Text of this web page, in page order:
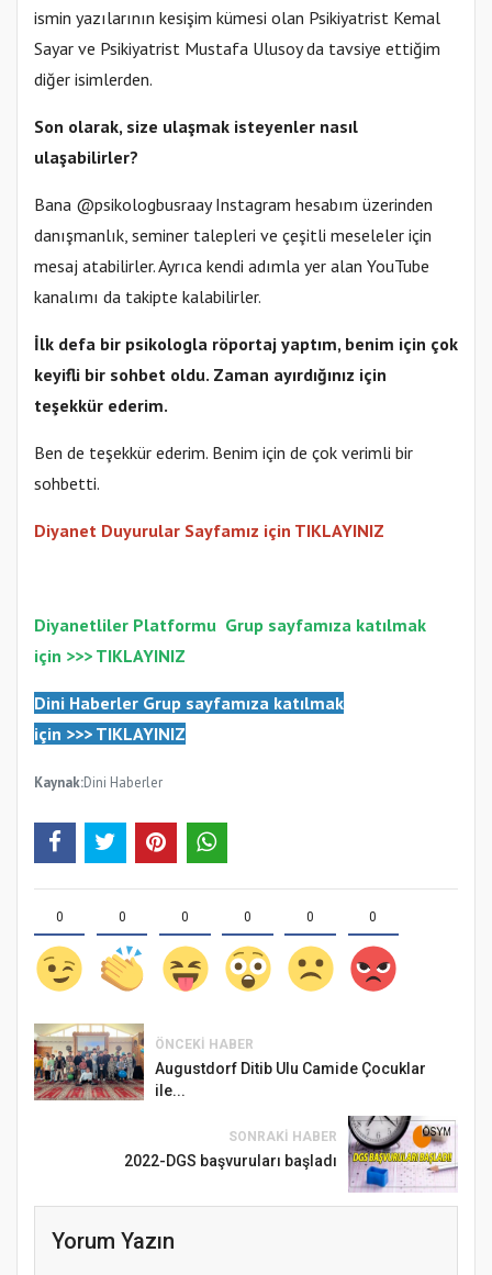
ismin yazılarının kesişim kümesi olan Psikiyatrist Kemal
Sayar ve Psikiyatrist Mustafa Ulusoy da tavsiye ettiğim
diğer isimlerden.
Son olarak, size ulaşmak isteyenler nasıl
ulaşabilirler?
Bana @psikologbusraay Instagram hesabım üzerinden
danışmanlık, seminer talepleri ve çeşitli meseleler için
mesaj atabilirler. Ayrıca kendi adımla yer alan YouTube
kanalımı da takipte kalabilirler.
İlk defa bir psikologla röportaj yaptım, benim için çok
keyifli bir sohbet oldu. Zaman ayırdığınız için
teşekkür ederim.
Ben de teşekkür ederim. Benim için de çok verimli bir
sohbetti.
Diyanet Duyurular Sayfamız için TIKLAYINIZ
Diyanetliler Platformu Grup sayfamıza katılmak
için >>> TIKLAYINIZ
Dini Haberler Grup sayfamıza katılmak
için >>> TIKLAYINIZ
Kaynak:Dini Haberler
0 0 0 0 0 0
ÖNCEKI HABER
Augustdorf Ditib Ulu Camide Çocuklar
ile...
SONRAKI HABER
2022-DGS başvuruları başladı
Yorum Yazın